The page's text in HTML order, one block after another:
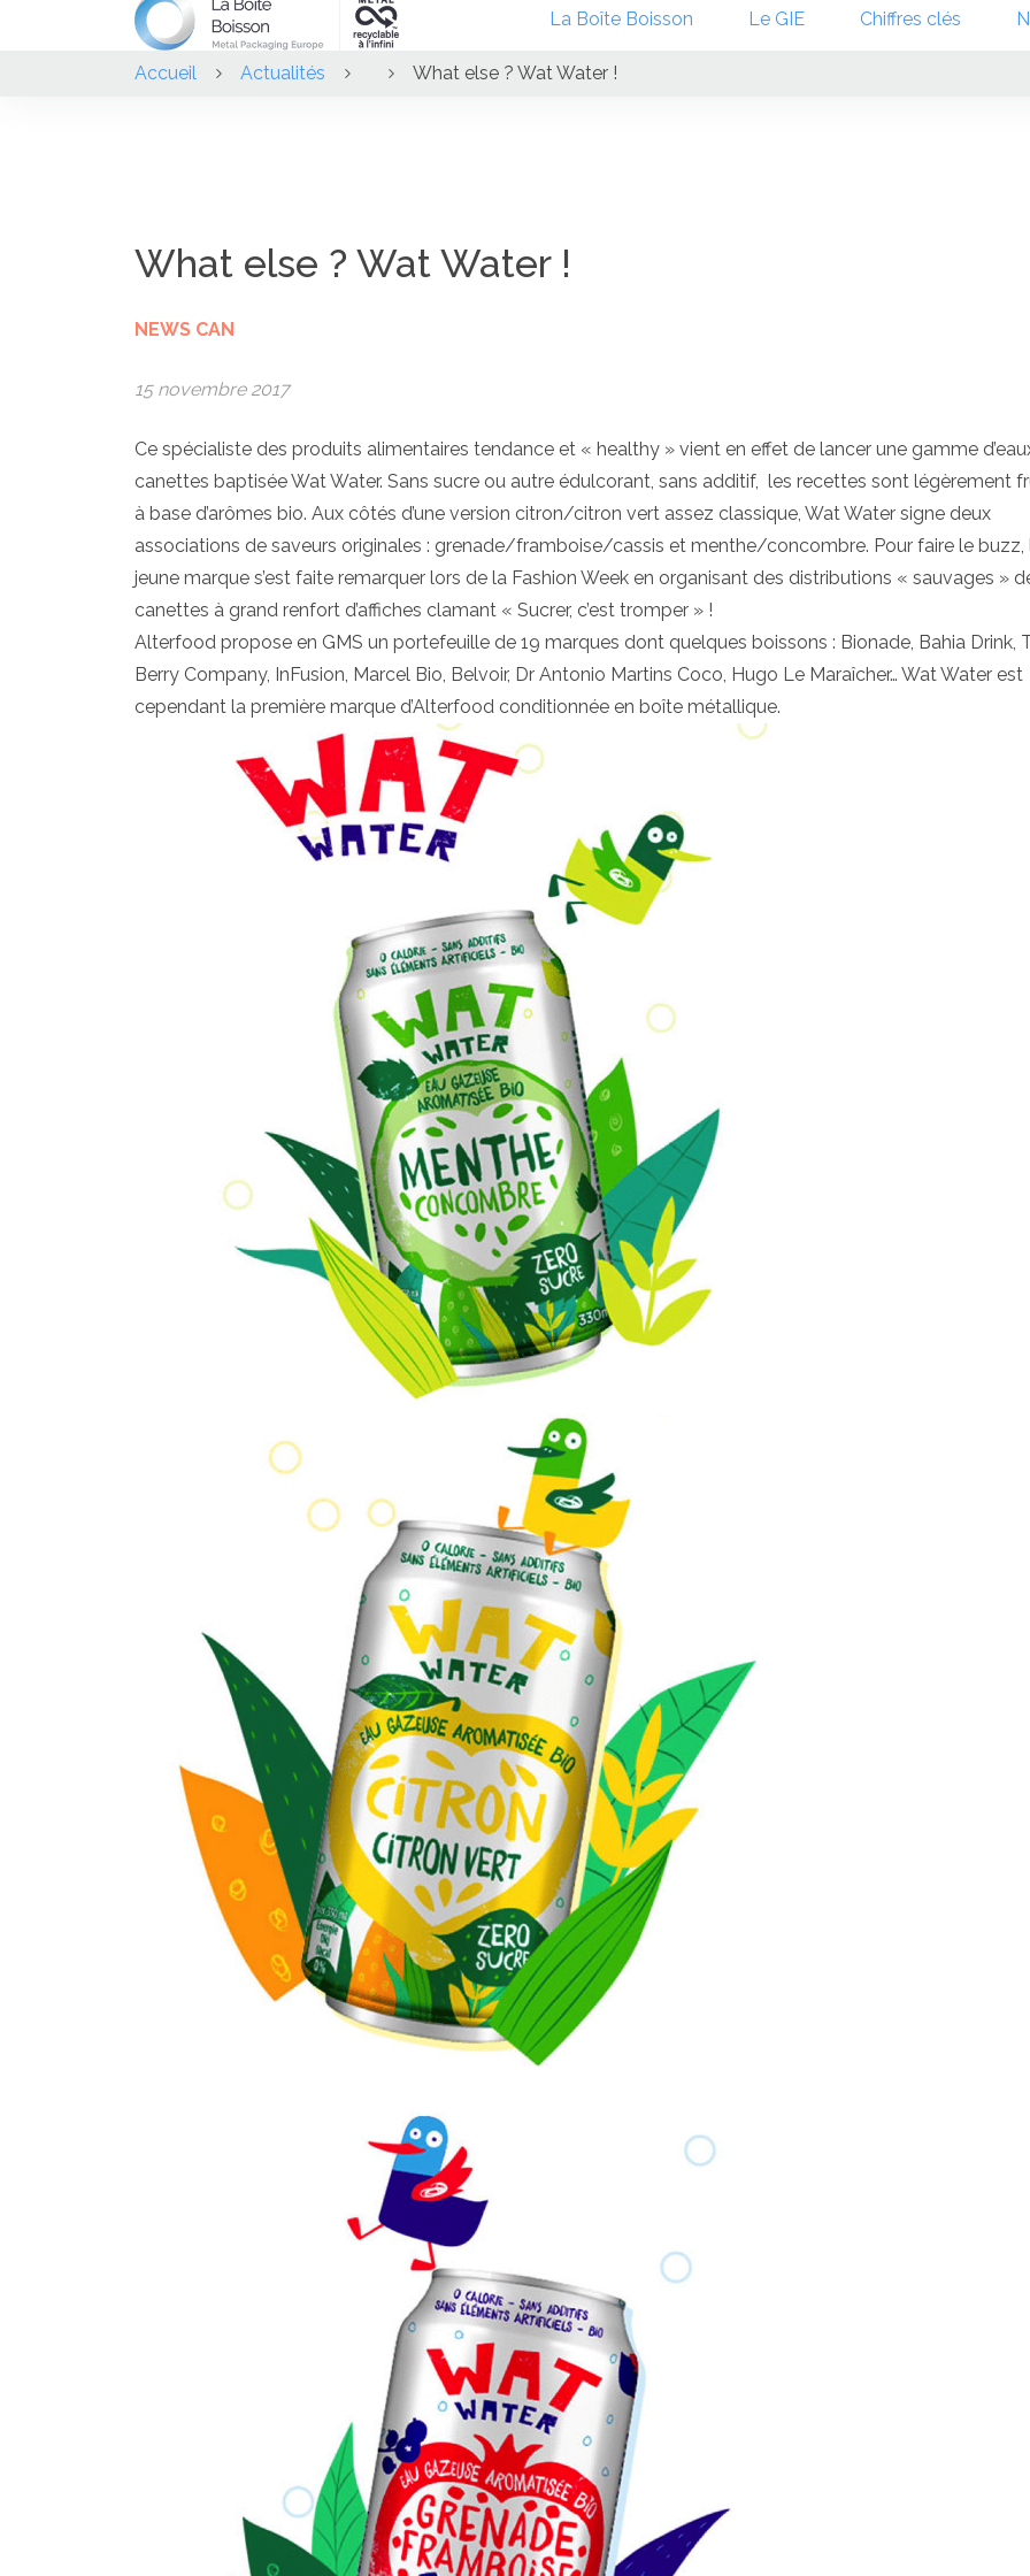
La Boîte Boisson Le GIE Chiffres clés
Accueil Actualités What else ? Wat Water !
What else ? Wat Water !
NEWS CAN
15 novembre 2017
Ce spécialiste des produits alimentaires tendance et « healthy » vient en effet de lancer une gamme
canettes baptisée Wat Water. Sans sucre ou autre édulcorant, sans additif, les recettes sont légèrement
à base d’arômes bio. Aux côtés d’une version citron/citron vert assez classique, Wat Water signe deux
associations de saveurs originales : grenade/framboise/cassis et menthe/concombre. Pour faire le buzz,
jeune marque s’est faite remarquer lors de la Fashion Week en organisant des distributions « sauvages »
canettes à grand renfort d’affiches clamant « Sucrer, c’est tromper » !
Alterfood propose en GMS un portefeuille de 19 marques dont quelques boissons : Bionade, Bahia Drink,
Berry Company, InFusion, Marcel Bio, Belvoir, Dr Antonio Martins Coco, Hugo Le Maraîcher… Wat Water est
cependant la première marque d’Alterfood conditionnée en boîte métallique.